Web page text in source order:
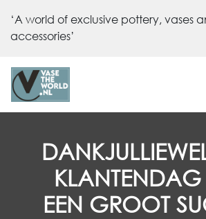
‘A world of exclusive pottery, vases
accessories’
EEN GROOT